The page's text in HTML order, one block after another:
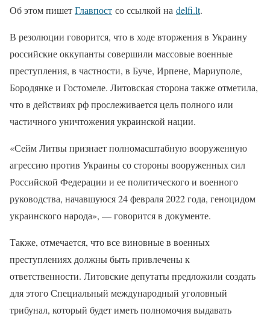
Об этом пишетГлавпост со ссылкой на delfi.lt.
В резолюции говорится, что в ходе вторжения в Украину
российские оккупанты совершили массовые военные
преступления, в частности, в Буче, Ирпене, Мариуполе,
Бородянке и Гостомеле. Литовская сторона также отметила,
что в действиях рф прослеживается цель полного или
частичного уничтожения украинской нации.
«Сейм Литвы признает полномасштабную вооруженную
агрессию против Украины со стороны вооруженных сил
Российской Федерации и ее политического и военного
руководства, начавшуюся 24 февраля 2022 года, геноцидом
украинского народа», — говорится в документе.
Также, отмечается, что все виновные в военных
преступлениях должны быть привлечены к
ответственности. Литовские депутаты предложили создать
для этого Специальный международный уголовный
трибунал, который будет иметь полномочия выдавать